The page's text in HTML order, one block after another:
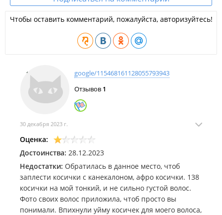
Чтобы оставить комментарий, пожалуйста, авторизуйтесь!
google/115468161128055793943
Отзывов 1
30 декабря 2023 г.
Оценка:
Достоинства: 28.12.2023
Недостатки: Обратилась в данное место, чтоб
заплести косички с канекалоном, афро косички. 138
косички на мой тонкий, и не сильно густой волос.
Фото своих волос приложила, чтоб просто вы
понимали. Впихнули уйму косичек для моего волоса,